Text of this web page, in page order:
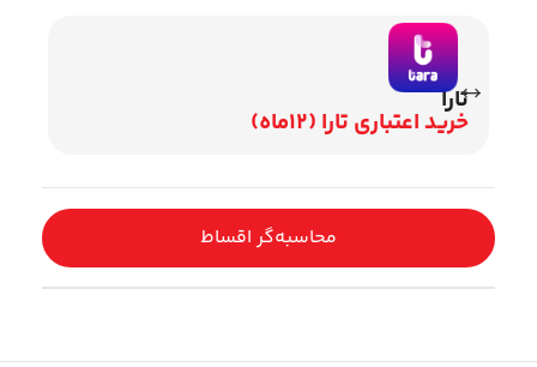
تارا
خرید اعتباری تارا (12ماه)
محاسبه‌گر اقساط